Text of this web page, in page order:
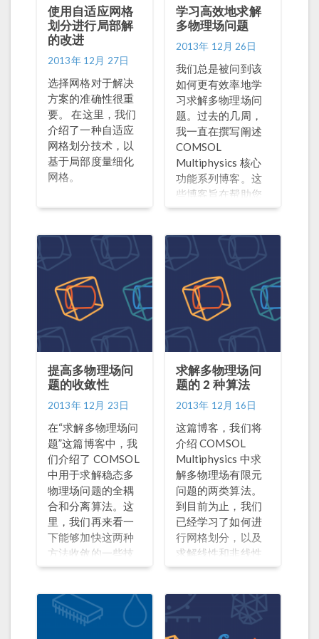
传递很小。 编者注:
作者撰写这篇博客
的时候，COMSOL
中还没有计算封闭
腔中流体载荷的功
能。现在，
COMSOL Multiphysics®
6.2 版本新增了封闭
腔功能，可用于计
算封闭腔中的流体
载荷。 模拟封闭腔
中的流体 我们来看
库中的示例：超弹
型。这个示例考虑
的是压缩的软橡胶
密封件的横截面。
腔体中封闭的流体
是空气。该示例计
算了压缩力，并将
密封件中考虑压缩
空气影响与不考虑
压缩空气影响的结
果进行了比较。 软
橡胶密封件的压缩
模型。仿真结果显
示了应力和应变。
使用了不同的方法
对密封件内部的空
气进行模拟。 示例
模型将空气视为可
压缩流体，计算了
随此二维示例中密
封件的横截面积 A
变化的腔体内部压
力 p 的变化。接下
它是如何实现的。
将腔体内的空气视
定方法。
使用自适应网格
划分进行局部解
的改进
2013年 12月 27日
选择网格对于解决
方案的准确性很重
要。 在这里，我们
介绍了一种自适应
网格划分技术，以
基于局部度量细化
网格。
学习高效地求解
多物理场问题
2013年 12月 26日
我们总是被问到该
如何更有效率地学
习求解多物理场问
题。过去的几周，
我一直在撰写阐述
COMSOL
Multiphysics 核心
功能系列博客。这
些博客旨在帮助您
理解有关高效开发
型背后的关键理
念。今天，我将整
体回顾一下该系列
博文。
提高多物理场问
题的收敛性
2013年 12月 23日
在“求解多物理场问
题”这篇博客中，我
们介绍了 COMSOL
中用于求解稳态多
物理场问题的全耦
合和分离算法。这
里，我们再来看一
下能够加快这两种
方法收敛的一些技
巧。
求解多物理场问
题的 2 种算法
2013年 12月 16日
这篇博客，我们将
介绍 COMSOL
Multiphysics 中求
解多物理场有限元
问题的两类算法。
到目前为止，我们
已经学习了如何进
行网格划分，以及
求解线性和非线性
单物理场有限元问
虑过同一个域内存
在多个相互影响的
不同物理场的问